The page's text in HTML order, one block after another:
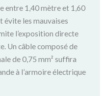
entre 1,40 mètre et 1,60
évite les mauvaises
l’exposition directe
Un câble composé de
de 0,75 mm² suffira
à l’armoire électrique